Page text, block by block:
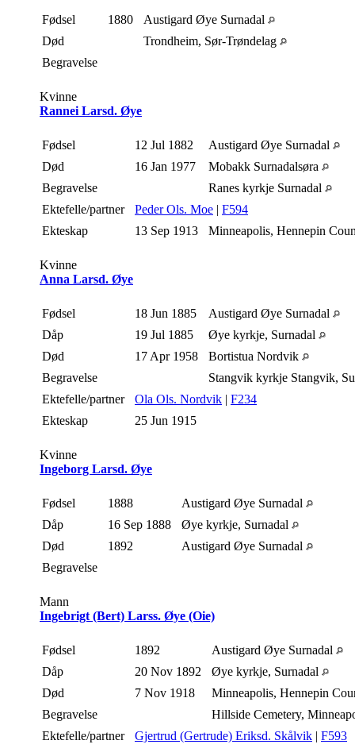
Fødsel 1880
Austigard Øye Surnadal
Død
Trondheim, Sør-Trøndelag
Begravelse
Kvinne
Rannei Larsd. Øye
Fødsel 12 Jul 1882
Austigard Øye Surnadal
Død
16 Jan 1977
Mobakk Surnadalsøra
Begravelse
Ranes kyrkje Surnadal
Ektefelle/partner
Peder Ols. Moe | F594
Ekteskap
13 Sep 1913 Minneapolis, Hennepin
Kvinne
Anna Larsd. Øye
Fødsel 18 Jun 1885
Austigard Øye Surnadal
Dåp
19 Jul 1885
Øye kyrkje, Surnadal
Død
17 Apr 1958
Bortistua Nordvik
Begravelse
Stangvik kyrkje Stangvik,
Ektefelle/partner
Ola Ols. Nordvik | F234
Ekteskap
25 Jun 1915
Kvinne
Ingeborg Larsd. Øye
Fødsel 1888
Austigard Øye Surnadal
Dåp
16 Sep 1888
Øye kyrkje, Surnadal
Død
1892
Austigard Øye Surnadal
Begravelse
Mann
Ingebrigt (Bert) Larss. Øye (Oie)
Fødsel 1892
Austigard Øye Surnadal
Dåp
20 Nov 1892
Øye kyrkje, Surnadal
Død
7 Nov 1918
Minneapolis, Hennepin
Begravelse
Hillside Cemetery,
Ektefelle/partner
Gjertrud (Gertrude) Eriksd. Skålvik | F593